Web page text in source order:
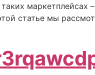
статье мы